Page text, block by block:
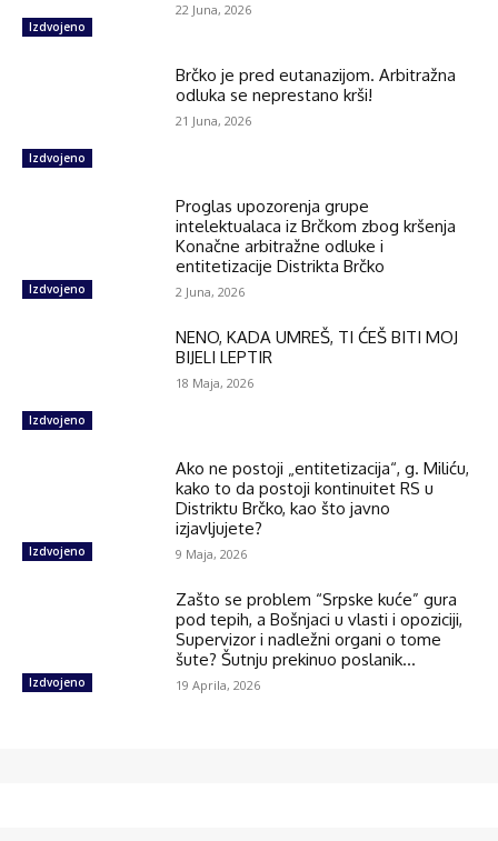
Izdvojeno
22 Juna, 2026
Izdvojeno
Brčko je pred eutanazijom. Arbitražna
odluka se neprestano krši!
21 Juna, 2026
Izdvojeno
Proglas upozorenja grupe
intelektualaca iz Brčkom zbog kršenja
Konačne arbitražne odluke i
entitetizacije Distrikta Brčko
2 Juna, 2026
Izdvojeno
NENO, KADA UMREŠ, TI ĆEŠ BITI MOJ
BIJELI LEPTIR
18 Maja, 2026
Izdvojeno
Ako ne postoji „entitetizacija“, g. Miliću,
kako to da postoji kontinuitet RS u
Distriktu Brčko, kao što javno
izjavljujete?
9 Maja, 2026
Izdvojeno
Zašto se problem “Srpske kuće” gura
pod tepih, a Bošnjaci u vlasti i opoziciji,
Supervizor i nadležni organi o tome
šute? Šutnju prekinuo poslanik...
19 Aprila, 2026